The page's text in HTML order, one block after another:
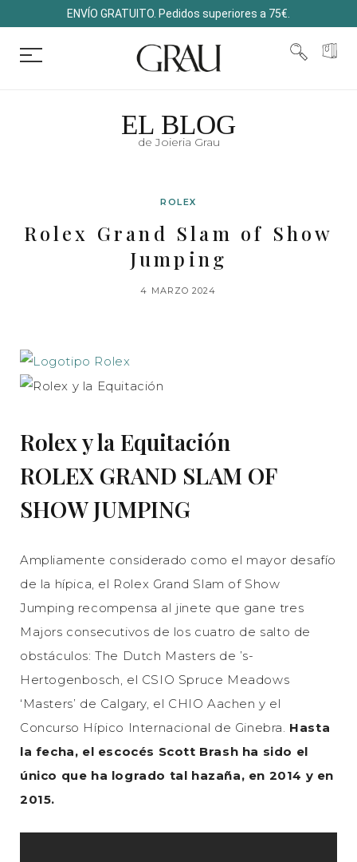
ENVÍO GRATUITO. Pedidos superiores a 75€.
EL BLOG
de Joieria Grau
ROLEX
Rolex Grand Slam of Show
Jumping
4 MARZO 2024
Rolex y la Equitación
ROLEX GRAND SLAM OF
SHOW JUMPING
Ampliamente considerado como el mayor desafío
de la hípica, el Rolex Grand Slam of Show
Jumping recompensa al jinete que gane tres
Majors consecutivos de los cuatro de salto de
obstáculos: The Dutch Masters de ’s-
Hertogenbosch, el CSIO Spruce Meadows
‘Masters’ de Calgary, el CHIO Aachen y el
Concurso Hípico Internacional de Ginebra. Hasta
la fecha, el escocés Scott Brash ha sido el
único que ha logrado tal hazaña, en 2014 y en
2015.